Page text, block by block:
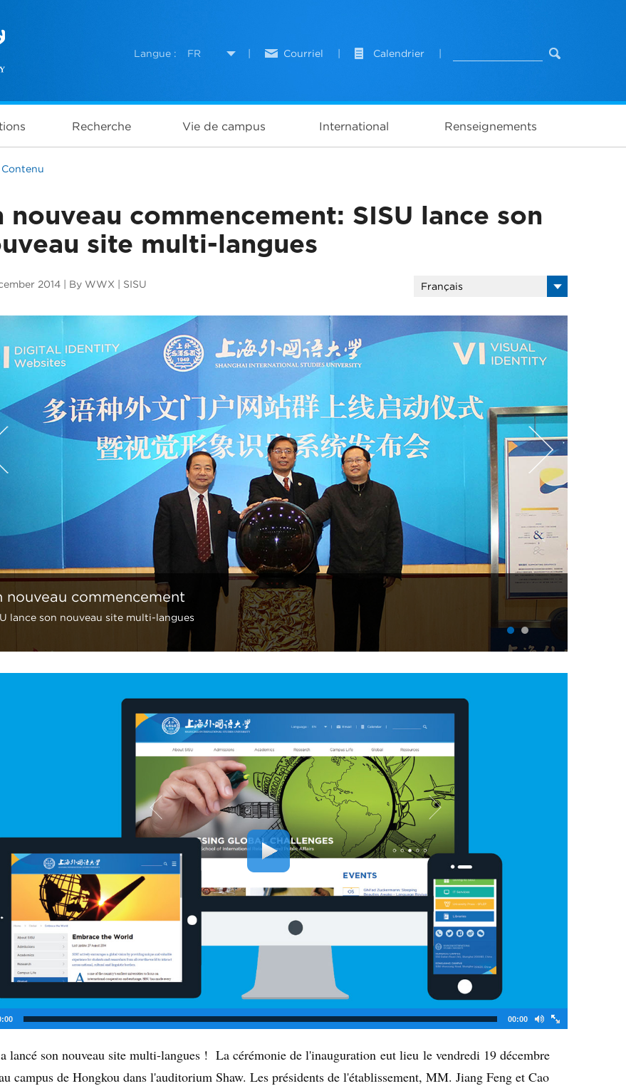
Langue : FR Courriel Calendrier
Recherche Vie de campus International Renseignements
Contenu
nouveau commencement: SISU lance son
site multi-langues
2014 | By WWX | SISU Français
nouveau commencement
lance son nouveau site multi-langues
00:00
lancé son nouveau site multi-langues ! La cérémonie de l'inauguration eut lieu le vendredi 19 décembre
campus de Hongkou dans l'auditorium Shaw. Les présidents de l'établissement, MM. Jiang Feng et Cao